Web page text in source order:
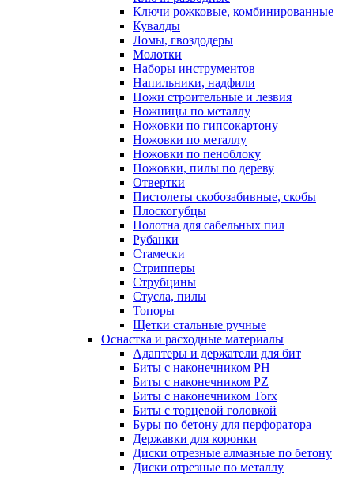
Ключи рожковые, комбинированные
Кувалды
Ломы, гвоздодеры
Молотки
Наборы инструментов
Напильники, надфили
Ножи строительные и лезвия
Ножницы по металлу
Ножовки по гипсокартону
Ножовки по металлу
Ножовки по пеноблоку
Ножовки, пилы по дереву
Отвертки
Пистолеты скобозабивные, скобы
Плоскогубцы
Полотна для сабельных пил
Рубанки
Стамески
Стрипперы
Струбцины
Стусла, пилы
Топоры
Щетки стальные ручные
Оснастка и расходные материалы
Адаптеры и держатели для бит
Биты с наконечником PH
Биты с наконечником PZ
Биты с наконечником Torx
Биты с торцевой головкой
Буры по бетону для перфоратора
Державки для коронки
Диски отрезные алмазные по бетону
Диски отрезные по металлу